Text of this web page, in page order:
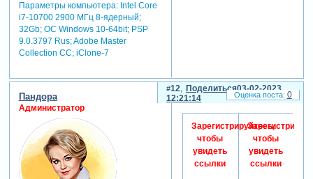
Параметры компьютера:Intel Core
i7-10700 2900 МГц 8-ядерный;
32Gb; ОС Windows 10-64bit; PSP
9.0.3797 Rus; Adobe Master
Collection СС; iClone-7
Поделиться
12
03-02-2023
12:21:14
Пандора
Администратор
Зарегистрируйтесь,
чтобы
увидеть
ссылки
чтобы
увидеть
ссылки
0